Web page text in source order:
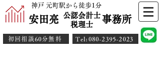
神戸 元町駅から徒歩1分
安田亮 事務所
公認会計士
​税理士
初回相談60分無料 ​Tel:080-2395-2023